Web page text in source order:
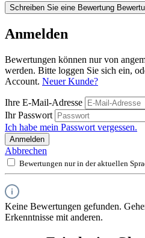
Schreiben Sie eine Bewertung
Anmelden
Bewertungen können nur von
werden. Bitte loggen Sie sich ein,
Account. Neuer Kunde?
Ihre E-Mail-Adresse
Ihr Passwort
Ich habe mein Passwort vergessen.
Anmelden
Abbrechen
Bewertungen nur in der aktuellen
Keine Bewertungen gefunden.
Erkenntnisse mit anderen.